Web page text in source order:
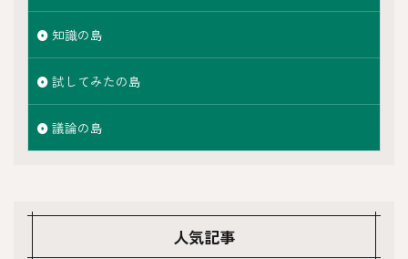
知識の島
試してみたの島
議論の島
人気記事